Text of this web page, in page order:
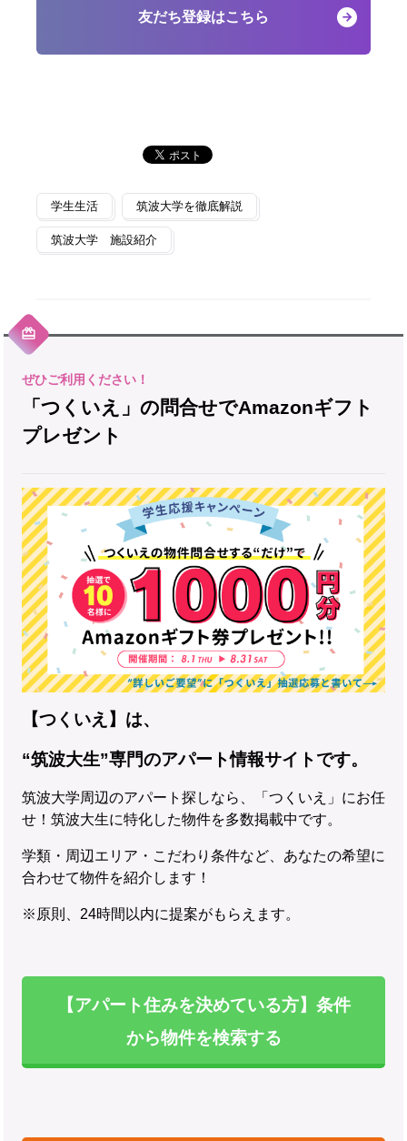
友だち登録はこちら
学生生活 筑波大学を徹底解説
筑波大学 施設紹介
「つくいえ」の問合せでAmazonギフト
プレゼント
【つくいえ】は、
“筑波大生”専門のアパート情報サイトです。
筑波大学周辺のアパート探しなら、「つくいえ」にお任
せ！筑波大生に特化した物件を多数掲載中です。
学類・周辺エリア・こだわり条件など、あなたの希望に
合わせて物件を紹介します！
※原則、24時間以内に提案がもらえます。
【アパート住みを決めている方】条件
から物件を検索する